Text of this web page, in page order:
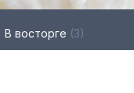
В восторге (3)